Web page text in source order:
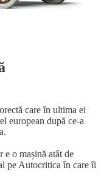
care în ultima ei
european după ce-a
e o mașină atât de
pe Autocritica în care îi